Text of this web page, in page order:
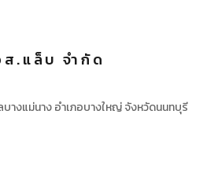
.แล็บ จำกัด
างแม่นาง อำเภอบางใหญ่ จังหวัดนนทบุรี